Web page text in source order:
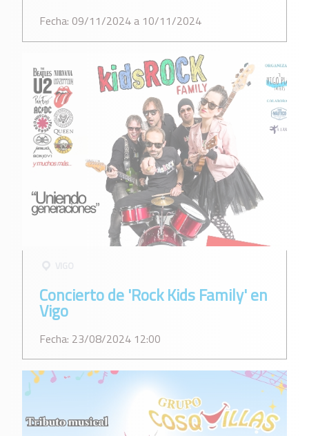
Fecha: 09/11/2024 a 10/11/2024
Concierto de 'Rock Kids Family' en
Vigo
Fecha: 23/08/2024 12:00